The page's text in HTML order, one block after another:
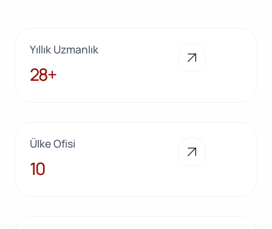
Yıllık Uzmanlık
28+
28+
Ülke Ofisi
10
10